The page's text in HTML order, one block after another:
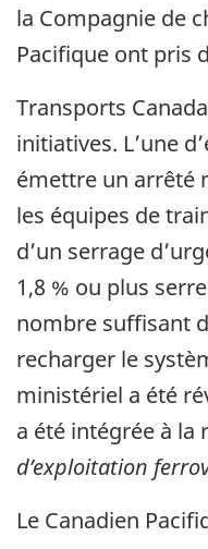
la Compagnie de
Pacifique ont pris
Transports
initiatives. L’une
émettre un arrêté
les équipes de
d’un serrage
1,8 % ou plus
nombre suffisant
recharger le
ministériel a été
a été intégrée à la
d’exploitation
Le Canadien